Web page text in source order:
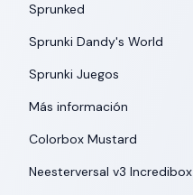
Sprunked
Sprunki Dandy's World
Sprunki Juegos
Más información
Colorbox Mustard
Neesterversal v3 Incredibox